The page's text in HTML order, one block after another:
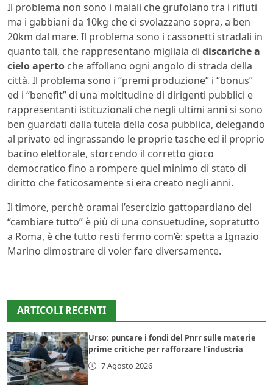
Il problema non sono i maiali che grufolano tra i rifiuti
ma i gabbiani da 10kg che ci svolazzano sopra, a ben
20km dal mare. Il problema sono i cassonetti stradali in
quanto tali, che rappresentano migliaia di discariche a
cielo aperto che affollano ogni angolo di strada della
città. Il problema sono i “premi produzione” i “bonus”
ed i “benefit” di una moltitudine di dirigenti pubblici e
rappresentanti istituzionali che negli ultimi anni si sono
ben guardati dalla tutela della cosa pubblica, delegando
al privato ed ingrassando le proprie tasche ed il proprio
bacino elettorale, storcendo il corretto gioco
democratico fino a rompere quel minimo di stato di
diritto che faticosamente si era creato negli anni.
Il timore, perchè oramai l’esercizio gattopardiano del
“cambiare tutto” è più di una consuetudine, sopratutto
a Roma, è che tutto resti fermo com’è: spetta a Ignazio
Marino dimostrare di voler fare diversamente.
ARTICOLI RECENTI
Urso: puntare i fondi del Pnrr sulle materie
prime critiche per rafforzare l’industria
7 Agosto 2026